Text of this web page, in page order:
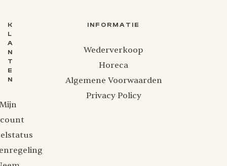
K
L
A
N
T
E
N
INFORMATIE
Wederverkoop
Horeca
Algemene Voorwaarden
Privacy Policy